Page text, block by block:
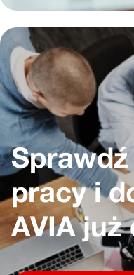
pracy i
AVIA już
Zobacz szczegóły: